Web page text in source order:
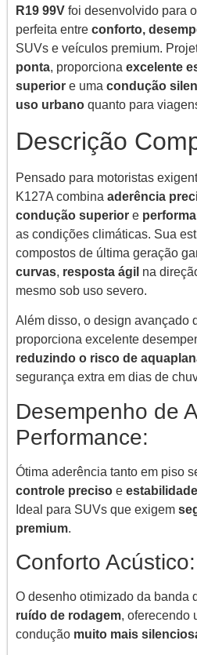
R19 99V foi desenvolvido para
perfeita entre conforto,
SUVs e veículos premium.
ponta, proporciona excelente
superior e uma condução
uso urbano quanto para
Descrição
Pensado para motoristas
K127A combina aderência
condução superior e
as condições climáticas. Sua
compostos de última geração
curvas, resposta ágil na
mesmo sob uso severo.
Além disso, o design avançado
proporciona excelente
reduzindo o risco de
segurança extra em dias de
Desempenho de
Performance:
Ótima aderência tanto em piso
controle preciso e
Ideal para SUVs que exigem
premium.
Conforto Acústico:
O desenho otimizado da banda
ruído de rodagem, oferecendo
condução muito mais